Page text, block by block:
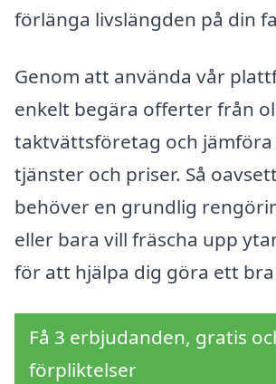
förlänga livslängden på din
Genom att använda vår
enkelt begära offerter från
taktvättsföretag och jämföra
tjänster och priser. Så
behöver en grundlig
eller bara vill fräscha upp
för att hjälpa dig göra ett bra
Få 3 erbjudanden, gratis
förpliktelser